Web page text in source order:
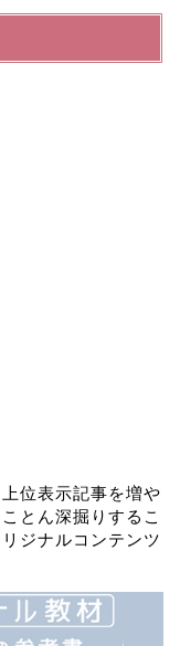
位表示記事を増や
とん深掘りするこ
ジナルコンテンツ